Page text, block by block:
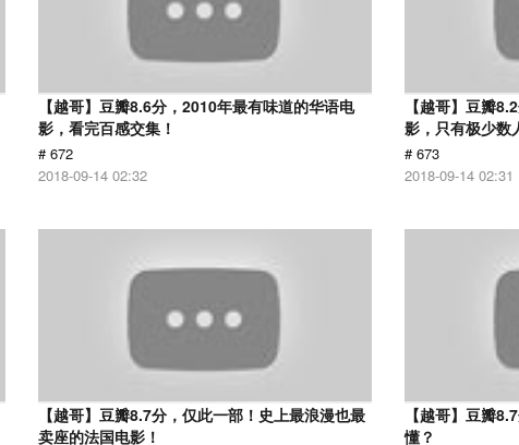
【越哥】豆瓣8.6分，2010年最有味道的华语电
影，看完百感交集！
# 672
2018-09-14 02:32
【越哥】豆瓣
影，只有极少数
# 673
2018-09-14 02:31
【越哥】豆瓣8.7分，仅此一部！史上最浪漫也最
卖座的法国电影！
【越哥】豆瓣
懂？